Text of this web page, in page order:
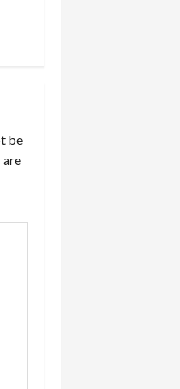
be
are